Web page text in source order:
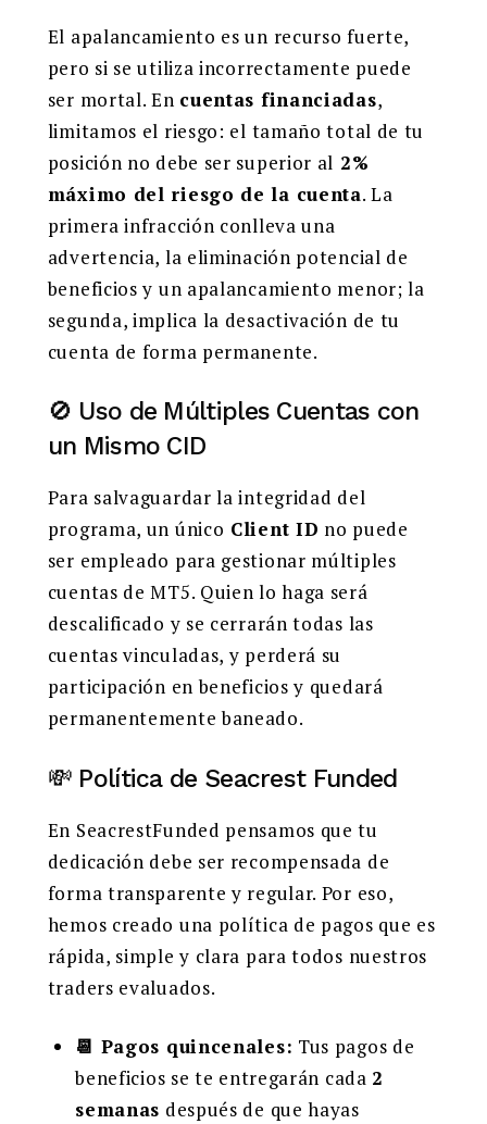
El apalancamiento es un recurso fuerte,
pero si se utiliza incorrectamente puede
ser mortal. En cuentas financiadas,
limitamos el riesgo: el tamaño total de tu
posición no debe ser superior al 2%
máximo del riesgo de la cuenta. La
primera infracción conlleva una
advertencia, la eliminación potencial de
beneficios y un apalancamiento menor; la
segunda, implica la desactivación de tu
cuenta de forma permanente.
🚫 Uso de Múltiples Cuentas con
un Mismo CID
Para salvaguardar la integridad del
programa, un único Client ID no puede
ser empleado para gestionar múltiples
cuentas de MT5. Quien lo haga será
descalificado y se cerrarán todas las
cuentas vinculadas, y perderá su
participación en beneficios y quedará
permanentemente baneado.
💸 Política de Seacrest Funded
En SeacrestFunded pensamos que tu
dedicación debe ser recompensada de
forma transparente y regular. Por eso,
hemos creado una política de pagos que es
rápida, simple y clara para todos nuestros
traders evaluados.
📆 Pagos quincenales: Tus pagos de
beneficios se te entregarán cada 2
semanas después de que hayas